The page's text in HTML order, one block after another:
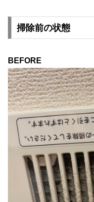
掃除前の状態
BEFORE